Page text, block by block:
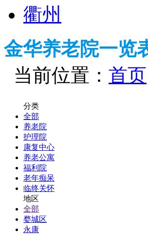
衢州
金华养老院一览
当前位置： 首页
分类
全部
养老院
护理院
康复中心
养老公寓
福利院
老年痴呆
临终关怀
地区
全部
婺城区
永康